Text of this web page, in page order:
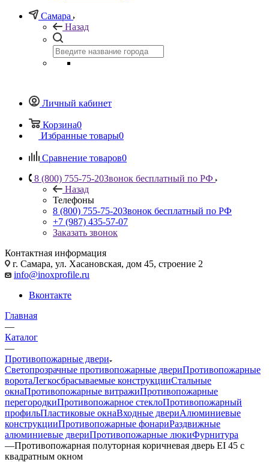
Самара
Назад
Личный кабинет
Корзина0
Избранные товары0
Сравнение товаров0
8 (800) 755-75-20Звонок бесплатный по РФ
Назад
Телефоны
8 (800) 755-75-20Звонок бесплатный по РФ
+7 (987) 435-57-07
Заказать звонок
Контактная информация
г. Самара, ул. Хасановская, дом 45, строение 2
info@inoxprofile.ru
Вконтакте
Главная
—
Каталог
—
Противопожарные двери
Светопрозрачные противопожарные двериПротивопожарные
воротаЛегкосбрасываемые конструкцииСтальные
окнаПротивопожарные витражиПротивопожарные
перегородкиПротивопожарное стеклоПротивопожарный
профильПластиковые окнаВходные двериАлюминиевые
конструкцииПротивопожарные фонариРаздвижные
алюминиевые двериПротивопожарные люкиФурнитура
—Противопожарная полуторная коричневая дверь EI 45 с
квадратным окном